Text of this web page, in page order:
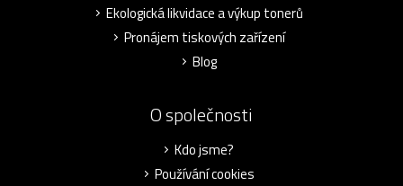
Ekologická likvidace a výkup tonerů
Pronájem tiskových zařízení
Blog
O společnosti
Kdo jsme?
Používání cookies